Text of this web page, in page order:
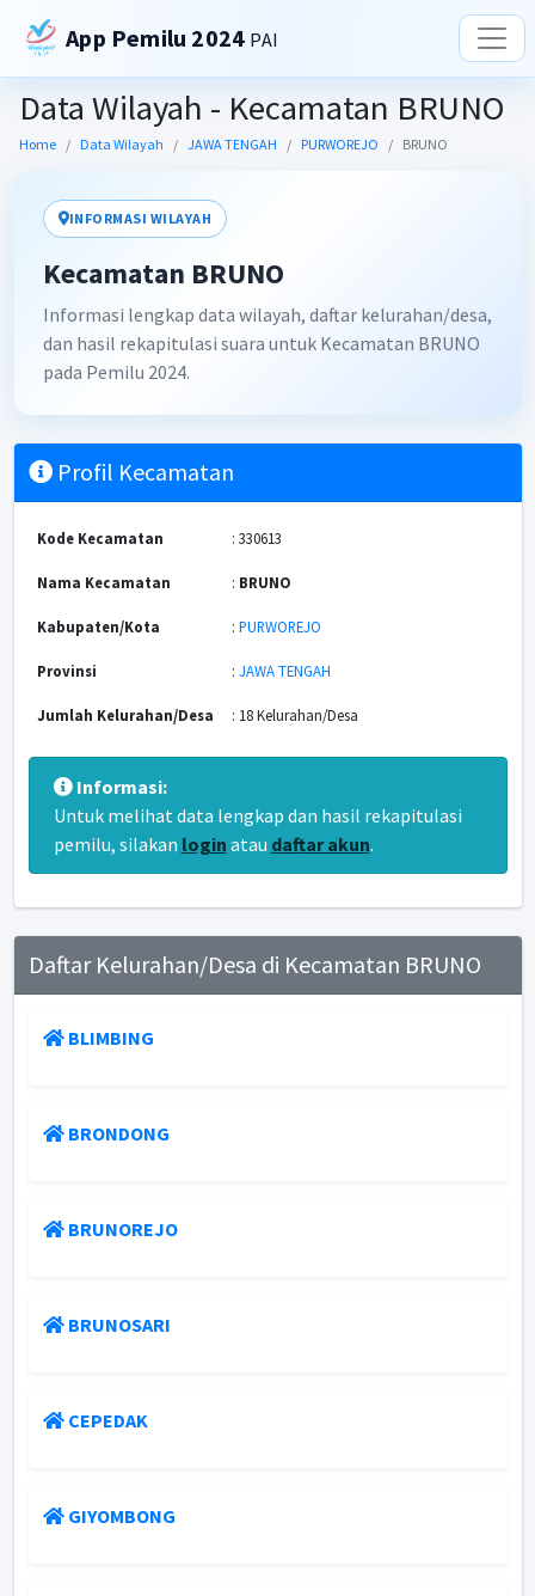
App Pemilu 2024 PAI
Data Wilayah - Kecamatan BRUNO
Home Data Wilayah JAWA TENGAH PURWOREJO BRUNO
INFORMASI WILAYAH
Kecamatan BRUNO
Informasi lengkap data wilayah, daftar kelurahan/desa,
dan hasil rekapitulasi suara untuk Kecamatan BRUNO
pada Pemilu 2024.
Profil Kecamatan
Kode Kecamatan : 330613
Nama Kecamatan : BRUNO
Kabupaten/Kota : PURWOREJO
Provinsi : JAWA TENGAH
Jumlah Kelurahan/Desa : 18 Kelurahan/Desa
Informasi:
Untuk melihat data lengkap dan hasil rekapitulasi
pemilu, silakan login atau daftar akun.
Daftar Kelurahan/Desa di Kecamatan BRUNO
BLIMBING
BRONDONG
BRUNOREJO
BRUNOSARI
CEPEDAK
GIYOMBONG